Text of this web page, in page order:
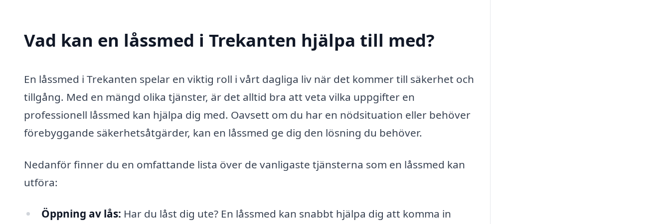
Vad kan en låssmed i Trekanten hjälpa till med?
En låssmed i Trekanten spelar en viktig roll i vårt dagliga liv när det kommer till säkerhet och
tillgång. Med en mängd olika tjänster, är det alltid bra att veta vilka uppgifter en
professionell låssmed kan hjälpa dig med. Oavsett om du har en nödsituation eller behöver
förebyggande säkerhetsåtgärder, kan en låssmed ge dig den lösning du behöver.
Nedanför finner du en omfattande lista över de vanligaste tjänsterna som en låssmed kan
utföra:
Öppning av lås: Har du låst dig ute? En låssmed kan snabbt hjälpa dig att komma in